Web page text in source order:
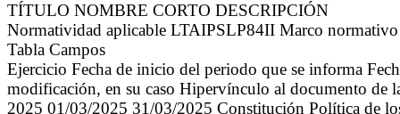
TÍTULO NOMBRE CORTO DESCRIPCIÓN
Normatividad aplicable LTAIPSLP84II Marco
Tabla Campos
Ejercicio Fecha de inicio del periodo que se informa
modificación, en su caso Hipervínculo al documento de
2025 01/03/2025 31/03/2025 Constitución Política de